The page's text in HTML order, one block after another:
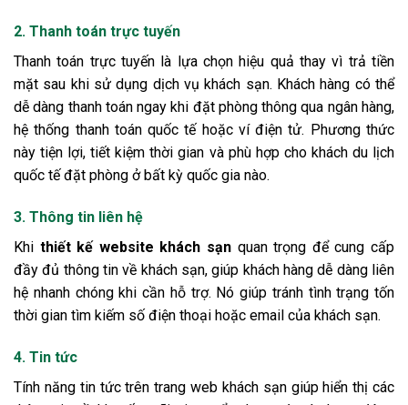
2. Thanh toán trực tuyến
Thanh toán trực tuyến là lựa chọn hiệu quả thay vì trả tiền
mặt sau khi sử dụng dịch vụ khách sạn. Khách hàng có thể
dễ dàng thanh toán ngay khi đặt phòng thông qua ngân hàng,
hệ thống thanh toán quốc tế hoặc ví điện tử. Phương thức
này tiện lợi, tiết kiệm thời gian và phù hợp cho khách du lịch
quốc tế đặt phòng ở bất kỳ quốc gia nào.
3. Thông tin liên hệ
Khi thiết kế website khách sạn quan trọng để cung cấp
đầy đủ thông tin về khách sạn, giúp khách hàng dễ dàng liên
hệ nhanh chóng khi cần hỗ trợ. Nó giúp tránh tình trạng tốn
thời gian tìm kiếm số điện thoại hoặc email của khách sạn.
4. Tin tức
Tính năng tin tức trên trang web khách sạn giúp hiển thị các